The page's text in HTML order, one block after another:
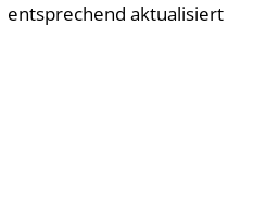
entsprechend aktualisiert